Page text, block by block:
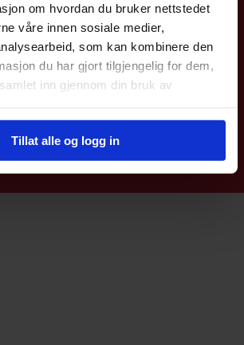
om hvordan du bruker nettstedet
våre innen sosiale medier,
som kan kombinere den
du har gjort tilgjengelig for dem,
inn gjennom din bruk av
Tillat alle og logg in
00